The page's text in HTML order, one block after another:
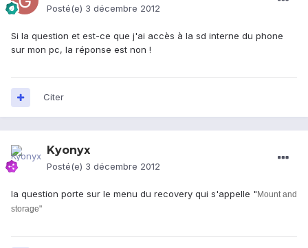
Posté(e) 3 décembre 2012
Si la question et est-ce que j'ai accès à la sd interne du phone
sur mon pc, la réponse est non !
Citer
Kyonyx
Posté(e) 3 décembre 2012
la question porte sur le menu du recovery qui s'appelle " Mount and
storage"